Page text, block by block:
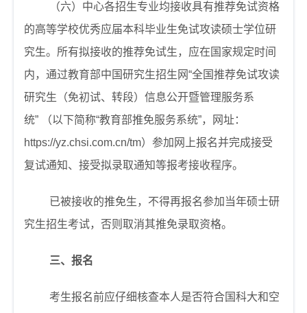
（六）中心各招生专业均接收具有推荐免试资格
的高等学校优秀应届本科毕业生免试攻读硕士学位研
究生。所有拟接收的推荐免试生，应在国家规定时间
内，通过教育部中国研究生招生网“全国推荐免试攻读
研究生（免初试、转段）信息公开暨管理服务系
统”
（以下简称“教育部推免服务系统”，网址：
https://yz.chsi.com.cn/tm）参加网上报名并完成接受
复试通知、接受拟录取通知等报考接收程序。
已被接收的推免生，不得再报名参加当年硕士研
究生招生考试，否则取消其推免录取资格。
三、报名
考生报名前应仔细核查本人是否符合国科大和空